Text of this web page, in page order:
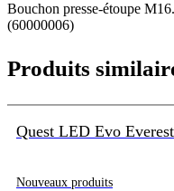
Bouchon presse-étoupe
(60000006)
Produits
Quest LED Evo Everest
Nouveaux produits